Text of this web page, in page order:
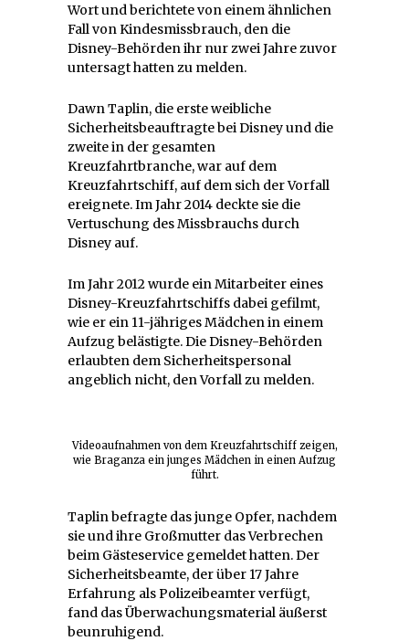
Wort und berichtete von einem ähnlichen
Fall von Kindesmissbrauch, den die
Disney-Behörden ihr nur zwei Jahre zuvor
untersagt hatten zu melden.
Dawn Taplin, die erste weibliche
Sicherheitsbeauftragte bei Disney und die
zweite in der gesamten
Kreuzfahrtbranche, war auf dem
Kreuzfahrtschiff, auf dem sich der Vorfall
ereignete. Im Jahr 2014 deckte sie die
Vertuschung des Missbrauchs durch
Disney auf.
Im Jahr 2012 wurde ein Mitarbeiter eines
Disney-Kreuzfahrtschiffs dabei gefilmt,
wie er ein 11-jähriges Mädchen in einem
Aufzug belästigte. Die Disney-Behörden
erlaubten dem Sicherheitspersonal
angeblich nicht, den Vorfall zu melden.
Videoaufnahmen von dem Kreuzfahrtschiff zeigen,
wie Braganza ein junges Mädchen in einen Aufzug
führt.
Taplin befragte das junge Opfer, nachdem
sie und ihre Großmutter das Verbrechen
beim Gästeservice gemeldet hatten. Der
Sicherheitsbeamte, der über 17 Jahre
Erfahrung als Polizeibeamter verfügt,
fand das Überwachungsmaterial äußerst
beunruhigend.